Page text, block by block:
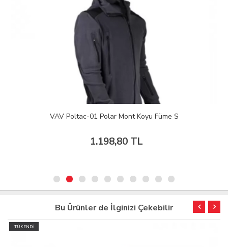
VAV Poltac-01 Polar Mont Koyu Füme S
1.198,80 TL
Bu Ürünler de İlginizi Çekebilir
TÜKENDİ